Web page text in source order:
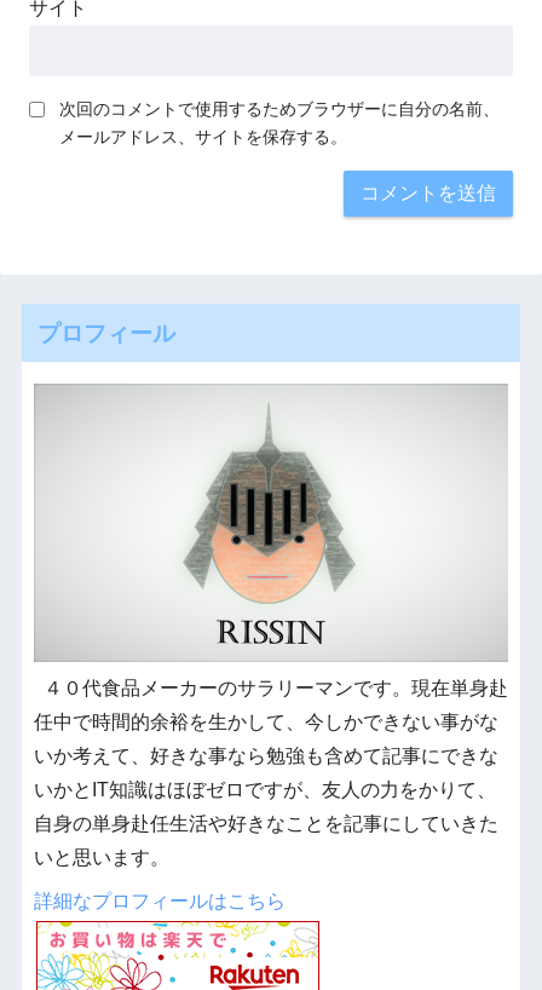
サイト
次回のコメントで使用するためブラウザーに自分の名前、
メールアドレス、サイトを保存する。
プロフィール
４０代食品メーカーのサラリーマンです。現在単身赴
任中で時間的余裕を生かして、今しかできない事がな
いか考えて、好きな事なら勉強も含めて記事にできな
いかとIT知識はほぼゼロですが、友人の力をかりて、
自身の単身赴任生活や好きなことを記事にしていきた
いと思います。
詳細なプロフィールはこちら